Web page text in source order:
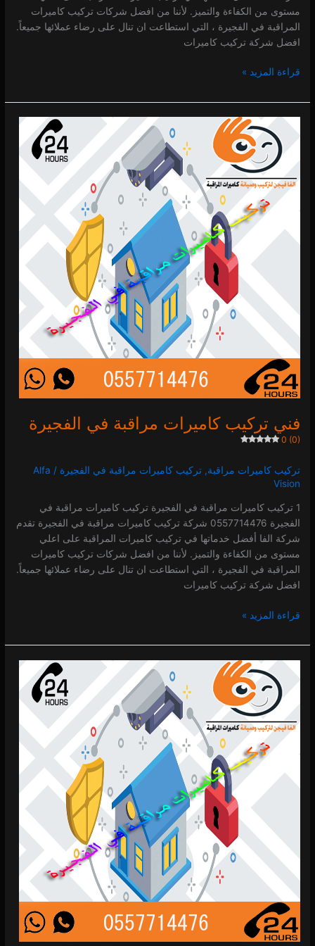
مستوى من الكفاءة والتميز. لأننا من افضل شركات تركيب كاميرات
المراقبة في الفجيرة ، التي استطاعت ان تنال على رضاء عملائها جميعاً.
افضل شركة تركيب كاميرات
قراءة المزيد »
فني تركيب كاميرات مراقبة في الفجيرة
0 (0)
تركيب كاميرات مراقبة,تركيب كاميرات مراقبة في الفجيرة /
Alfa
Vision
1 تركيب كاميرات مراقبة في الفجيرة تركيب كاميرات مراقبة في
الفجيرة 0557714476 شركة تركيب كاميرات مراقبة في الفجيرة تقدم
شركة الفا أفضل خدماتها في تركيب كاميرات المراقبة على اعلي
مستوى من الكفاءة والتميز. لأننا من افضل شركات تركيب كاميرات
المراقبة في الفجيرة ، التي استطاعت ان تنال على رضاء عملائها جميعاً.
افضل شركة تركيب كاميرات
فني
تركيب
كاميرات
مراقبة
في
الفجيرة
0 (0)
قراءة المزيد »
تركيب
كاميرات
مراقبة
في
الفجيرة